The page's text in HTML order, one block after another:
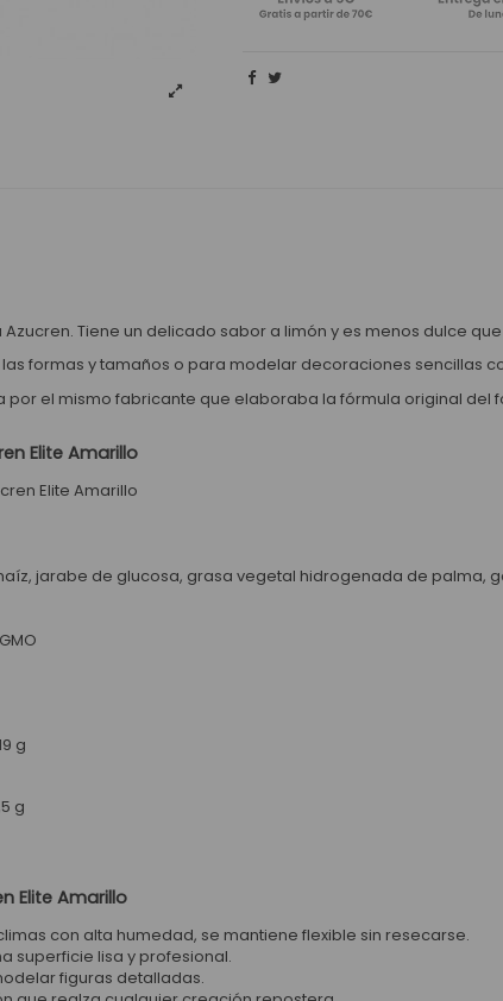
Tiene un delicado sabor a limón y es menos dulce
formas y tamaños o para modelar decoraciones sencillas
el mismo fabricante que elaboraba la fórmula original
Elite Amarillo
Elite Amarillo
jarabe de glucosa, grasa vegetal hidrogenada de palma,
g
g
Elite Amarillo
con alta humedad, se mantiene flexible sin resecarse.
superficie lisa y profesional.
figuras detalladas.